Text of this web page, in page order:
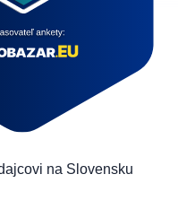
na Slovensku